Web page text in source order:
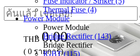
THB 0.00
( 0 รายการ)
Thermal Fuse (4)
Power Module
Power Module
Bridge Rectifier (143)
Bridge Rectifier
IGBT (115)